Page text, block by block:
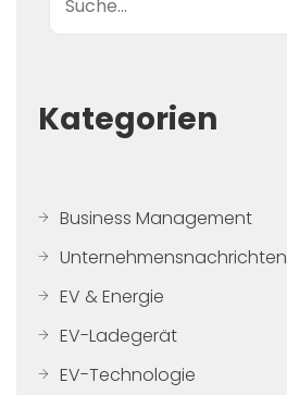
Kategorien
Business Management
Unternehmensnachrichten
EV & Energie
EV-Ladegerät
EV-Technologie